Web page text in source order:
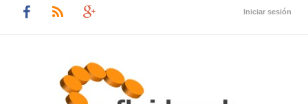
Iniciar sesión